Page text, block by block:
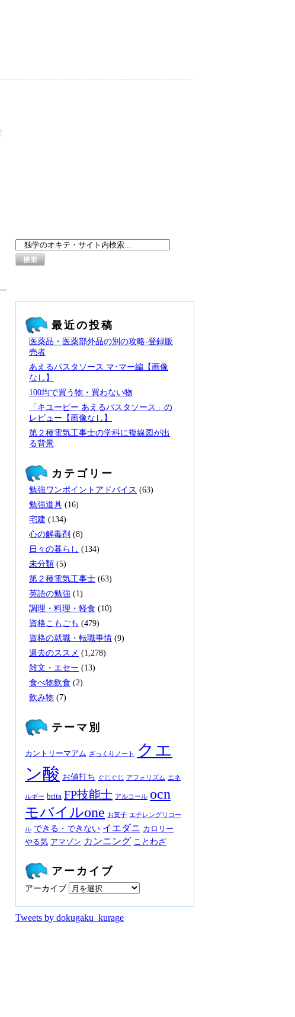
最近の投稿
医薬品・医薬部外品の別の攻略‐登録販
売者
あえるパスタソース マ･マー編【画像
なし】
100均で買う物・買わない物
「キユーピー あえるパスタソース」の
レビュー【画像なし】
第２種電気工事士の学科に複線図が出
る背景
カテゴリー
勉強ワンポイントアドバイス (63)
勉強道具 (16)
宅建 (134)
心の解毒剤 (8)
日々の暮らし (134)
未分類 (5)
第２種電気工事士 (63)
英語の勉強 (1)
調理・料理・軽食 (10)
資格こもごも (479)
資格の就職・転職事情 (9)
過去のススメ (1,278)
雑文・エセー (13)
食べ物飲食 (2)
飲み物 (7)
テーマ別
カントリーマアム ざっくりノート
クエ
ン酸 お値打ち ぐじぐじ アフォリズム エネ
ルギー brita FP技能士 アルコール ocn
モバイルone お菓子 エチレングリコー
ル できる・できない イエダニ カロリー
やる気 アマゾン カンニング ことわざ
アーカイブ
アーカイブ
Tweets by dokugaku_kurage